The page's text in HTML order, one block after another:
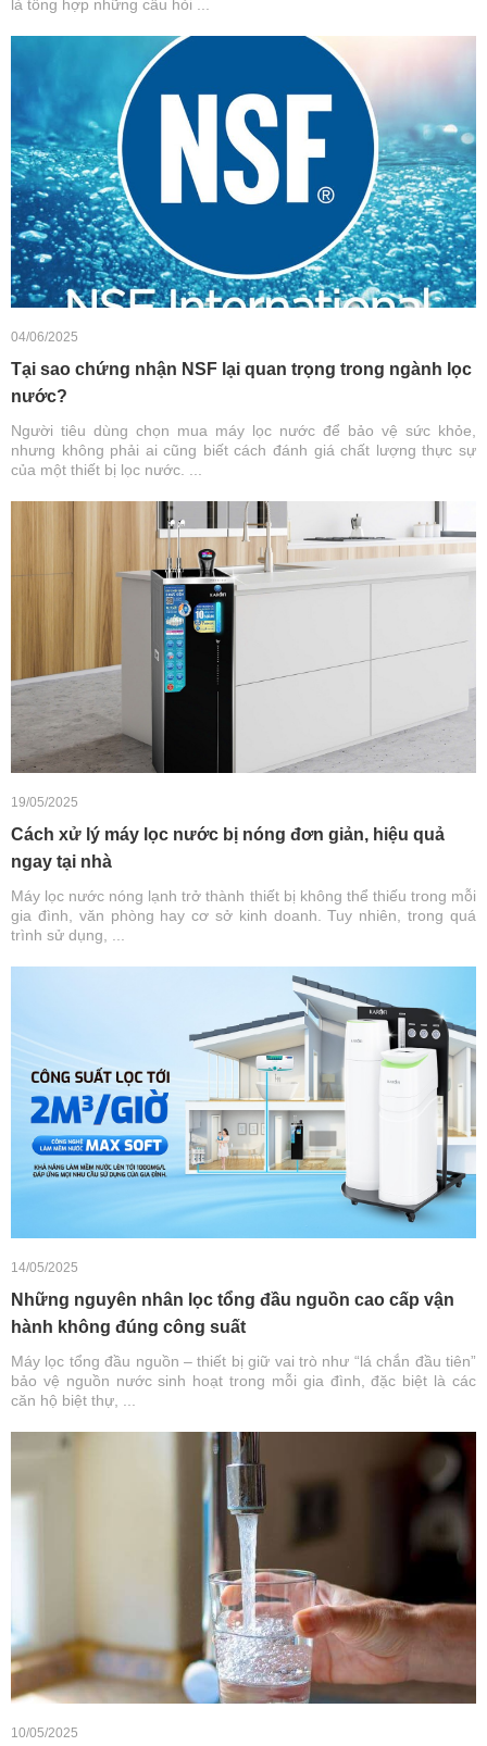
là tổng hợp những câu hỏi ...
04/06/2025
Tại sao chứng nhận NSF lại quan trọng trong ngành lọc
nước?
Người tiêu dùng chọn mua máy lọc nước để bảo vệ sức khỏe,
nhưng không phải ai cũng biết cách đánh giá chất lượng thực sự
của một thiết bị lọc nước. ...
19/05/2025
Cách xử lý máy lọc nước bị nóng đơn giản, hiệu quả
ngay tại nhà
Máy lọc nước nóng lạnh trở thành thiết bị không thể thiếu trong mỗi
gia đình, văn phòng hay cơ sở kinh doanh. Tuy nhiên, trong quá
trình sử dụng, ...
14/05/2025
Những nguyên nhân lọc tổng đầu nguồn cao cấp vận
hành không đúng công suất
Máy lọc tổng đầu nguồn – thiết bị giữ vai trò như “lá chắn đầu tiên”
bảo vệ nguồn nước sinh hoạt trong mỗi gia đình, đặc biệt là các
căn hộ biệt thự, ...
10/05/2025